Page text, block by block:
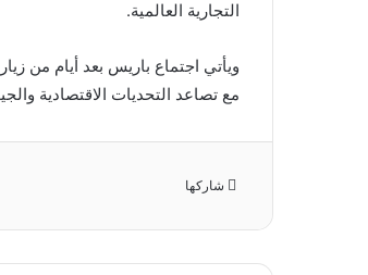
التجارية العالمية.
ويأتي اجتماع باريس بعد أيام من
مع تصاعد التحديات الاقتصادية
شاركها